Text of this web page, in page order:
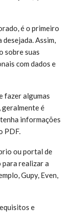
é o primeiro
Assim,
sobre suas
com dados e
fazer algumas
geralmente é
informações
PDF.
ou portal de
realizar a
Gupy, Even,
e